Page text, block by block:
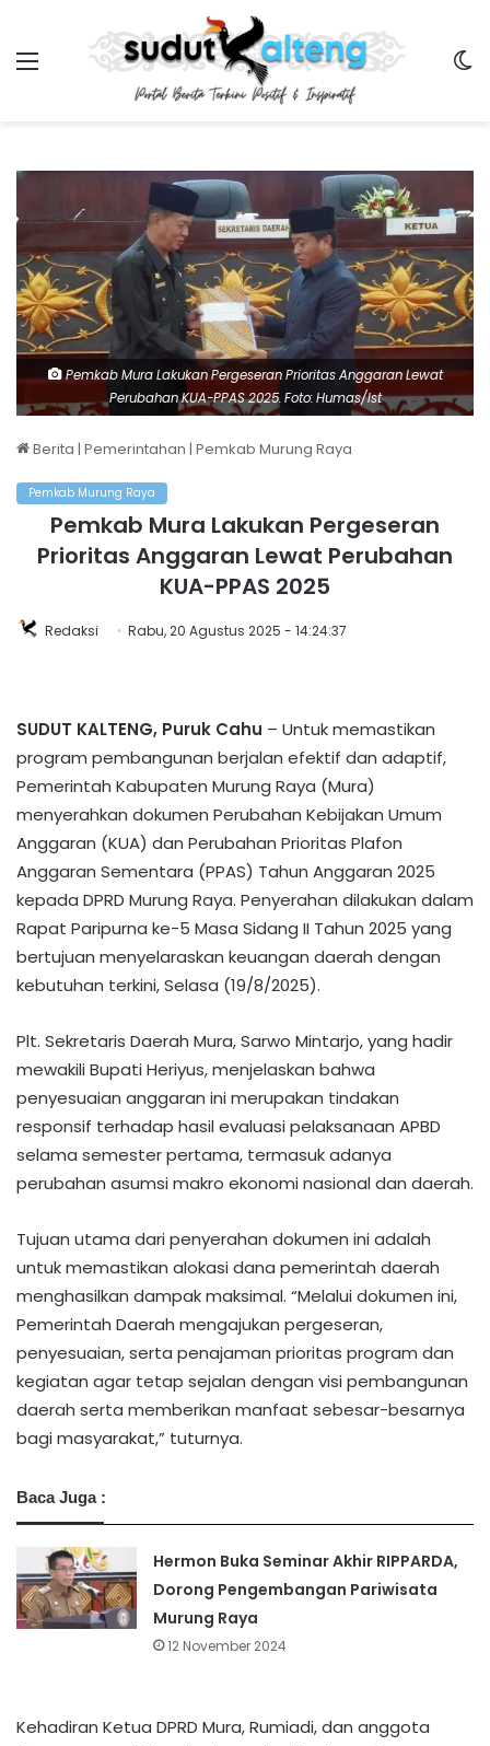
Menu
Pemkab Mura Lakukan Pergeseran Prioritas Anggaran Lewat
Perubahan KUA-PPAS 2025. Foto: Humas/Ist
Berita | Pemerintahan | Pemkab Murung Raya
Pemkab Murung Raya
Pemkab Mura Lakukan Pergeseran
Prioritas Anggaran Lewat Perubahan
KUA-PPAS 2025
Redaksi Rabu, 20 Agustus 2025 - 14:24:37
SUDUT KALTENG, Puruk Cahu – Untuk memastikan
program pembangunan berjalan efektif dan adaptif,
Pemerintah Kabupaten Murung Raya (Mura)
menyerahkan dokumen Perubahan Kebijakan Umum
Anggaran (KUA) dan Perubahan Prioritas Plafon
Anggaran Sementara (PPAS) Tahun Anggaran 2025
kepada DPRD Murung Raya. Penyerahan dilakukan dalam
Rapat Paripurna ke-5 Masa Sidang II Tahun 2025 yang
bertujuan menyelaraskan keuangan daerah dengan
kebutuhan terkini, Selasa (19/8/2025).
Plt. Sekretaris Daerah Mura, Sarwo Mintarjo, yang hadir
mewakili Bupati Heriyus, menjelaskan bahwa
penyesuaian anggaran ini merupakan tindakan
responsif terhadap hasil evaluasi pelaksanaan APBD
selama semester pertama, termasuk adanya
perubahan asumsi makro ekonomi nasional dan daerah.
Tujuan utama dari penyerahan dokumen ini adalah
untuk memastikan alokasi dana pemerintah daerah
menghasilkan dampak maksimal. “Melalui dokumen ini,
Pemerintah Daerah mengajukan pergeseran,
penyesuaian, serta penajaman prioritas program dan
kegiatan agar tetap sejalan dengan visi pembangunan
daerah serta memberikan manfaat sebesar-besarnya
bagi masyarakat,” tuturnya.
Baca Juga :
Hermon Buka Seminar Akhir RIPPARDA,
Dorong Pengembangan Pariwisata
Murung Raya
12 November 2024
Kehadiran Ketua DPRD Mura, Rumiadi, dan anggota